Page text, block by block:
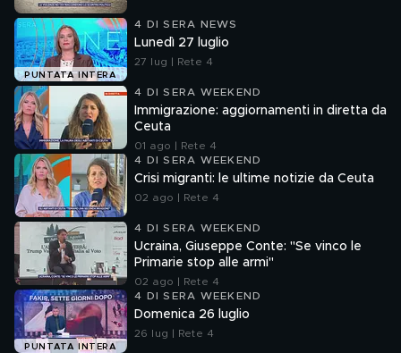
PUNTATA INTERA
4 DI SERA NEWS
Lunedì 27 luglio
27 lug | Rete 4
4 DI SERA WEEKEND
Immigrazione: aggiornamenti in diretta da
Ceuta
01 ago | Rete 4
4 DI SERA WEEKEND
Crisi migranti: le ultime notizie da Ceuta
02 ago | Rete 4
4 DI SERA WEEKEND
Ucraina, Giuseppe Conte: "Se vinco le
Primarie stop alle armi"
02 ago | Rete 4
PUNTATA INTERA
4 DI SERA WEEKEND
Domenica 26 luglio
26 lug | Rete 4